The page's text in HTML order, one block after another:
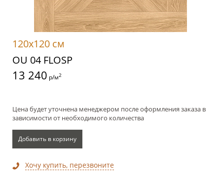
120x120 см
OU 04 FLOSP
13 240 р/м2
Цена будет уточнена менеджером после оформления заказа в
зависимости от необходимого количества
Добавить в корзину
Хочу купить, перезвоните